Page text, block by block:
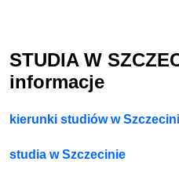
STUDIA W
informacje
kierunki studiów w
studia w Szczecinie